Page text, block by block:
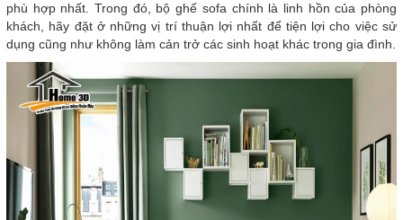
phù hợp nhất. Trong đó, bộ ghế sofa chính là linh hồn của phòng
khách, hãy đặt ở những vị trí thuận lợi nhất để tiện lợi cho việc sử
dụng cũng như không làm cản trở các sinh hoạt khác trong gia đình.